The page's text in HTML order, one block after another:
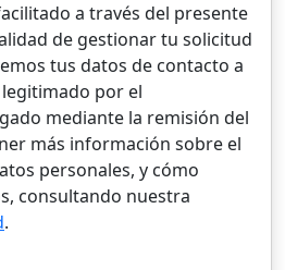
a través del presente
de gestionar tu solicitud
tus datos de contacto a
por el
mediante la remisión del
más información sobre el
personales, y cómo
consultando nuestra
.